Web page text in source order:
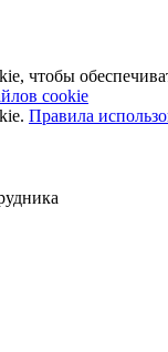
чтобы
cookie
Правила